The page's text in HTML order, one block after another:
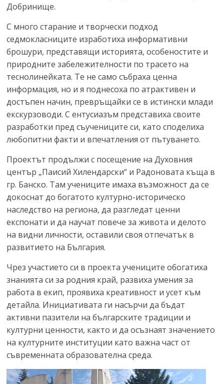
Добринище.
С много старание и творчески подход
седмокласниците изработиха информативни
брошури, представящи историята, особеностите и
природните забележителности по трасето на
теснолинейката. Те не само събраха ценна
информация, но и я поднесоха по атрактивен и
достъпен начин, превръщайки се в истински млади
екскурзоводи. С ентусиазъм представиха своите
разработки пред съучениците си, като споделиха
любопитни факти и впечатления от пътуването.
Проектът продължи с посещение на Духовния
център „Паисий Хилендарски“ и Радоновата къща в
гр. Банско. Там учениците имаха възможност да се
докоснат до богатото културно-историческо
наследство на региона, да разгледат ценни
експонати и да научат повече за живота и делото
на видни личности, оставили своя отпечатък в
развитието на България.
Чрез участието си в проекта учениците обогатиха
знанията си за родния край, развиха умения за
работа в екип, проявиха креативност и усет към
детайла. Инициативата ги насърчи да бъдат
активни пазители на българските традиции и
културни ценности, както и да осъзнаят значението
на културните институции като важна част от
съвременната образователна среда.